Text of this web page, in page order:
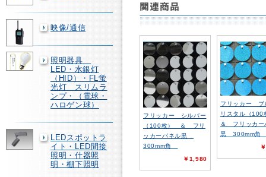
映像/通信
照明器具
LED・水銀灯
（HID）・FL蛍
光灯 スリムラ
ンプ・（電球・
ハロゲン球）
LEDスポットラ
イト・LED間接
照明・什器照
明・棚下照明
フリッカー シルバー
（100枚） ＆ フリ
ッカーパネル黒
300mm角
￥1,980
フリッカー ブ
リスタル（
＆ フリッカー
黒 300mm